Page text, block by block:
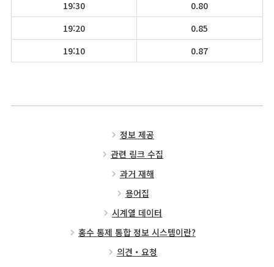
19:30
0.80
19:20
0.85
19:10
0.87
정보 제공
관련 링크 수집
과거 재해
용어집
시계열 데이터
홍수 통제 통합 정보 시스템이란?
의견・요청